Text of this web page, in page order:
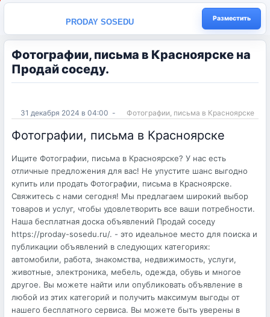
PRODAY SOSEDU Разместить
Фотографии, письма в Красноярске на
Продай соседу.
31 декабря 2024 в 04:00 - Фотографии, письма в Красноярске
Фотографии, письма в Красноярске
Ищите Фотографии, письма в Красноярске? У нас есть
отличные предложения для вас! Не упустите шанс выгодно
купить или продать Фотографии, письма в Красноярске.
Свяжитесь с нами сегодня! Мы предлагаем широкий выбор
товаров и услуг, чтобы удовлетворить все ваши потребности.
Наша бесплатная доска объявлений Продай соседу
https://proday-sosedu.ru/. - это идеальное место для поиска и
публикации объявлений в следующих категориях:
автомобили, работа, знакомства, недвижимость, услуги,
животные, электроника, мебель, одежда, обувь и многое
другое. Вы можете найти или опубликовать объявление в
любой из этих категорий и получить максимум выгоды от
нашего бесплатного сервиса. Вы можете быть уверены в